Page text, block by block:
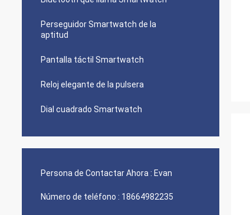
Perseguidor Smartwatch de la
aptitud
Pantalla táctil Smartwatch
Reloj elegante de la pulsera
Dial cuadrado Smartwatch
Persona de Contactar Ahora : Evan
Número de teléfono : 18664982235